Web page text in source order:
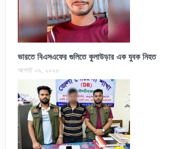
ভারতে বিএসএফের গুলিতে কুলাউড়ার এক যুবক নিহত
আগস্ট ০৯, ২০২৬